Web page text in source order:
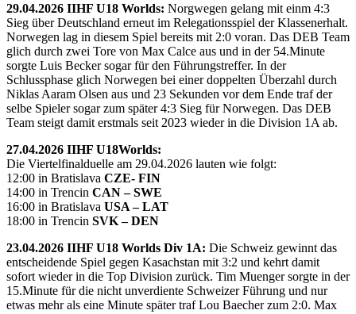
29.04.2026 IIHF U18 Worlds: Norgwegen gelang mit einm 4:3
Sieg über Deutschland erneut im Relegationsspiel der Klassenerhalt.
Norwegen lag in diesem Spiel bereits mit 2:0 voran. Das DEB Team
glich durch zwei Tore von Max Calce aus und in der 54.Minute
sorgte Luis Becker sogar für den Führungstreffer. In der
Schlussphase glich Norwegen bei einer doppelten Überzahl durch
Niklas Aaram Olsen aus und 23 Sekunden vor dem Ende traf der
selbe Spieler sogar zum später 4:3 Sieg für Norwegen. Das DEB
Team steigt damit erstmals seit 2023 wieder in die Division 1A ab.
27.04.2026 IIHF U18Worlds:
Die Viertelfinalduelle am 29.04.2026 lauten wie folgt:
12:00 in Bratislava CZE- FIN
14:00 in Trencin CAN – SWE
16:00 in Bratislava USA – LAT
18:00 in Trencin SVK – DEN
23.04.2026 IIHF U18 Worlds Div 1A: Die Schweiz gewinnt das
entscheidende Spiel gegen Kasachstan mit 3:2 und kehrt damit
sofort wieder in die Top Division zurück. Tim Muenger sorgte in der
15.Minute für die nicht unverdiente Schweizer Führung und nur
etwas mehr als eine Minute später traf Lou Baecher zum 2:0. Max